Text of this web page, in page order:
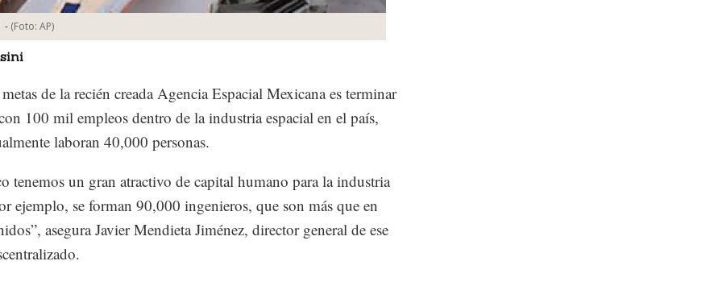
- (Foto: AP)
de la recién creada Agencia Espacial Mexicana es terminar
100 mil empleos dentro de la industria espacial en el país,
laboran 40,000 personas.
tenemos un gran atractivo de capital humano para la industria
ejemplo, se forman 90,000 ingenieros, que son más que en
asegura Javier Mendieta Jiménez, director general de ese